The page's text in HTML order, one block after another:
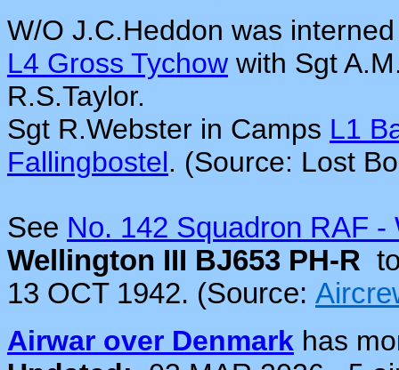
W/O J.C.Heddon was
L4 Gross Tychow with Sgt
R.S.Taylor.
Sgt R.Webster in Camps L1
Fallingbostel. (Source: Lost
See No. 142 Squadron RAF -
Wellington III BJ653 PH-R
13 OCT 1942. (Source:
Airwar over Denmark has